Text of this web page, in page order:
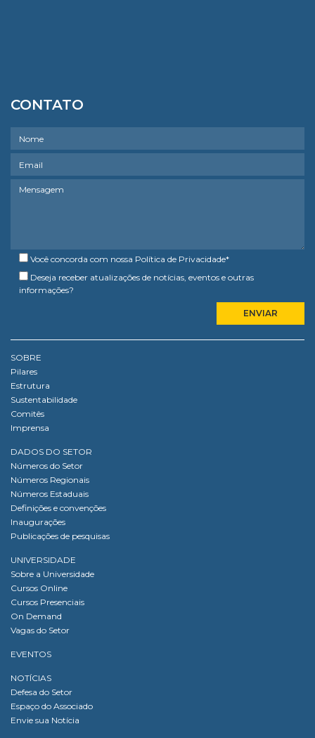
CONTATO
Você concorda com nossa Política de Privacidade*
Deseja receber atualizações de notícias, eventos e outras
informações?
SOBRE
Pilares
Estrutura
Sustentabilidade
Comitês
Imprensa
DADOS DO SETOR
Números do Setor
Números Regionais
Números Estaduais
Definições e convenções
Inaugurações
Publicações de pesquisas
UNIVERSIDADE
Sobre a Universidade
Cursos Online
Cursos Presenciais
On Demand
Vagas do Setor
EVENTOS
NOTÍCIAS
Defesa do Setor
Espaço do Associado
Envie sua Notícia